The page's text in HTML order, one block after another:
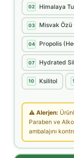
02 Himalaya
03 Misvak
04 Propolis
07 Hydrated
10 Ksilitol
⚠ Alerjen:
Paraben ve
ambalajını